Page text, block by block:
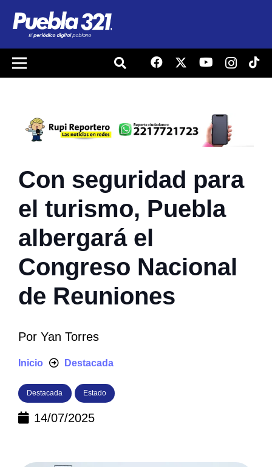
Con seguridad para
el turismo, Puebla
albergará el
Congreso Nacional
de Reuniones
Por Yan Torres
Inicio Destacada
Destacada Estado
14/07/2025